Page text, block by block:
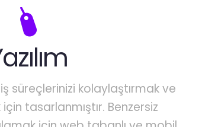
süreçlerinizi kolaylaştırmak ve
tasarlanmıştır. Benzersiz